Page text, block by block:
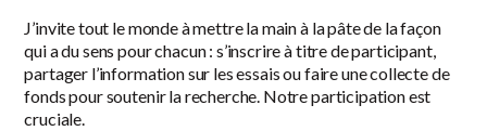
J’invite tout le monde à mettre la main à la pâte de la façon
qui a du sens pour chacun : s’inscrire à titre de participant,
partager l’information sur les essais ou faire une collecte de
fonds pour soutenir la recherche. Notre participation est
cruciale.